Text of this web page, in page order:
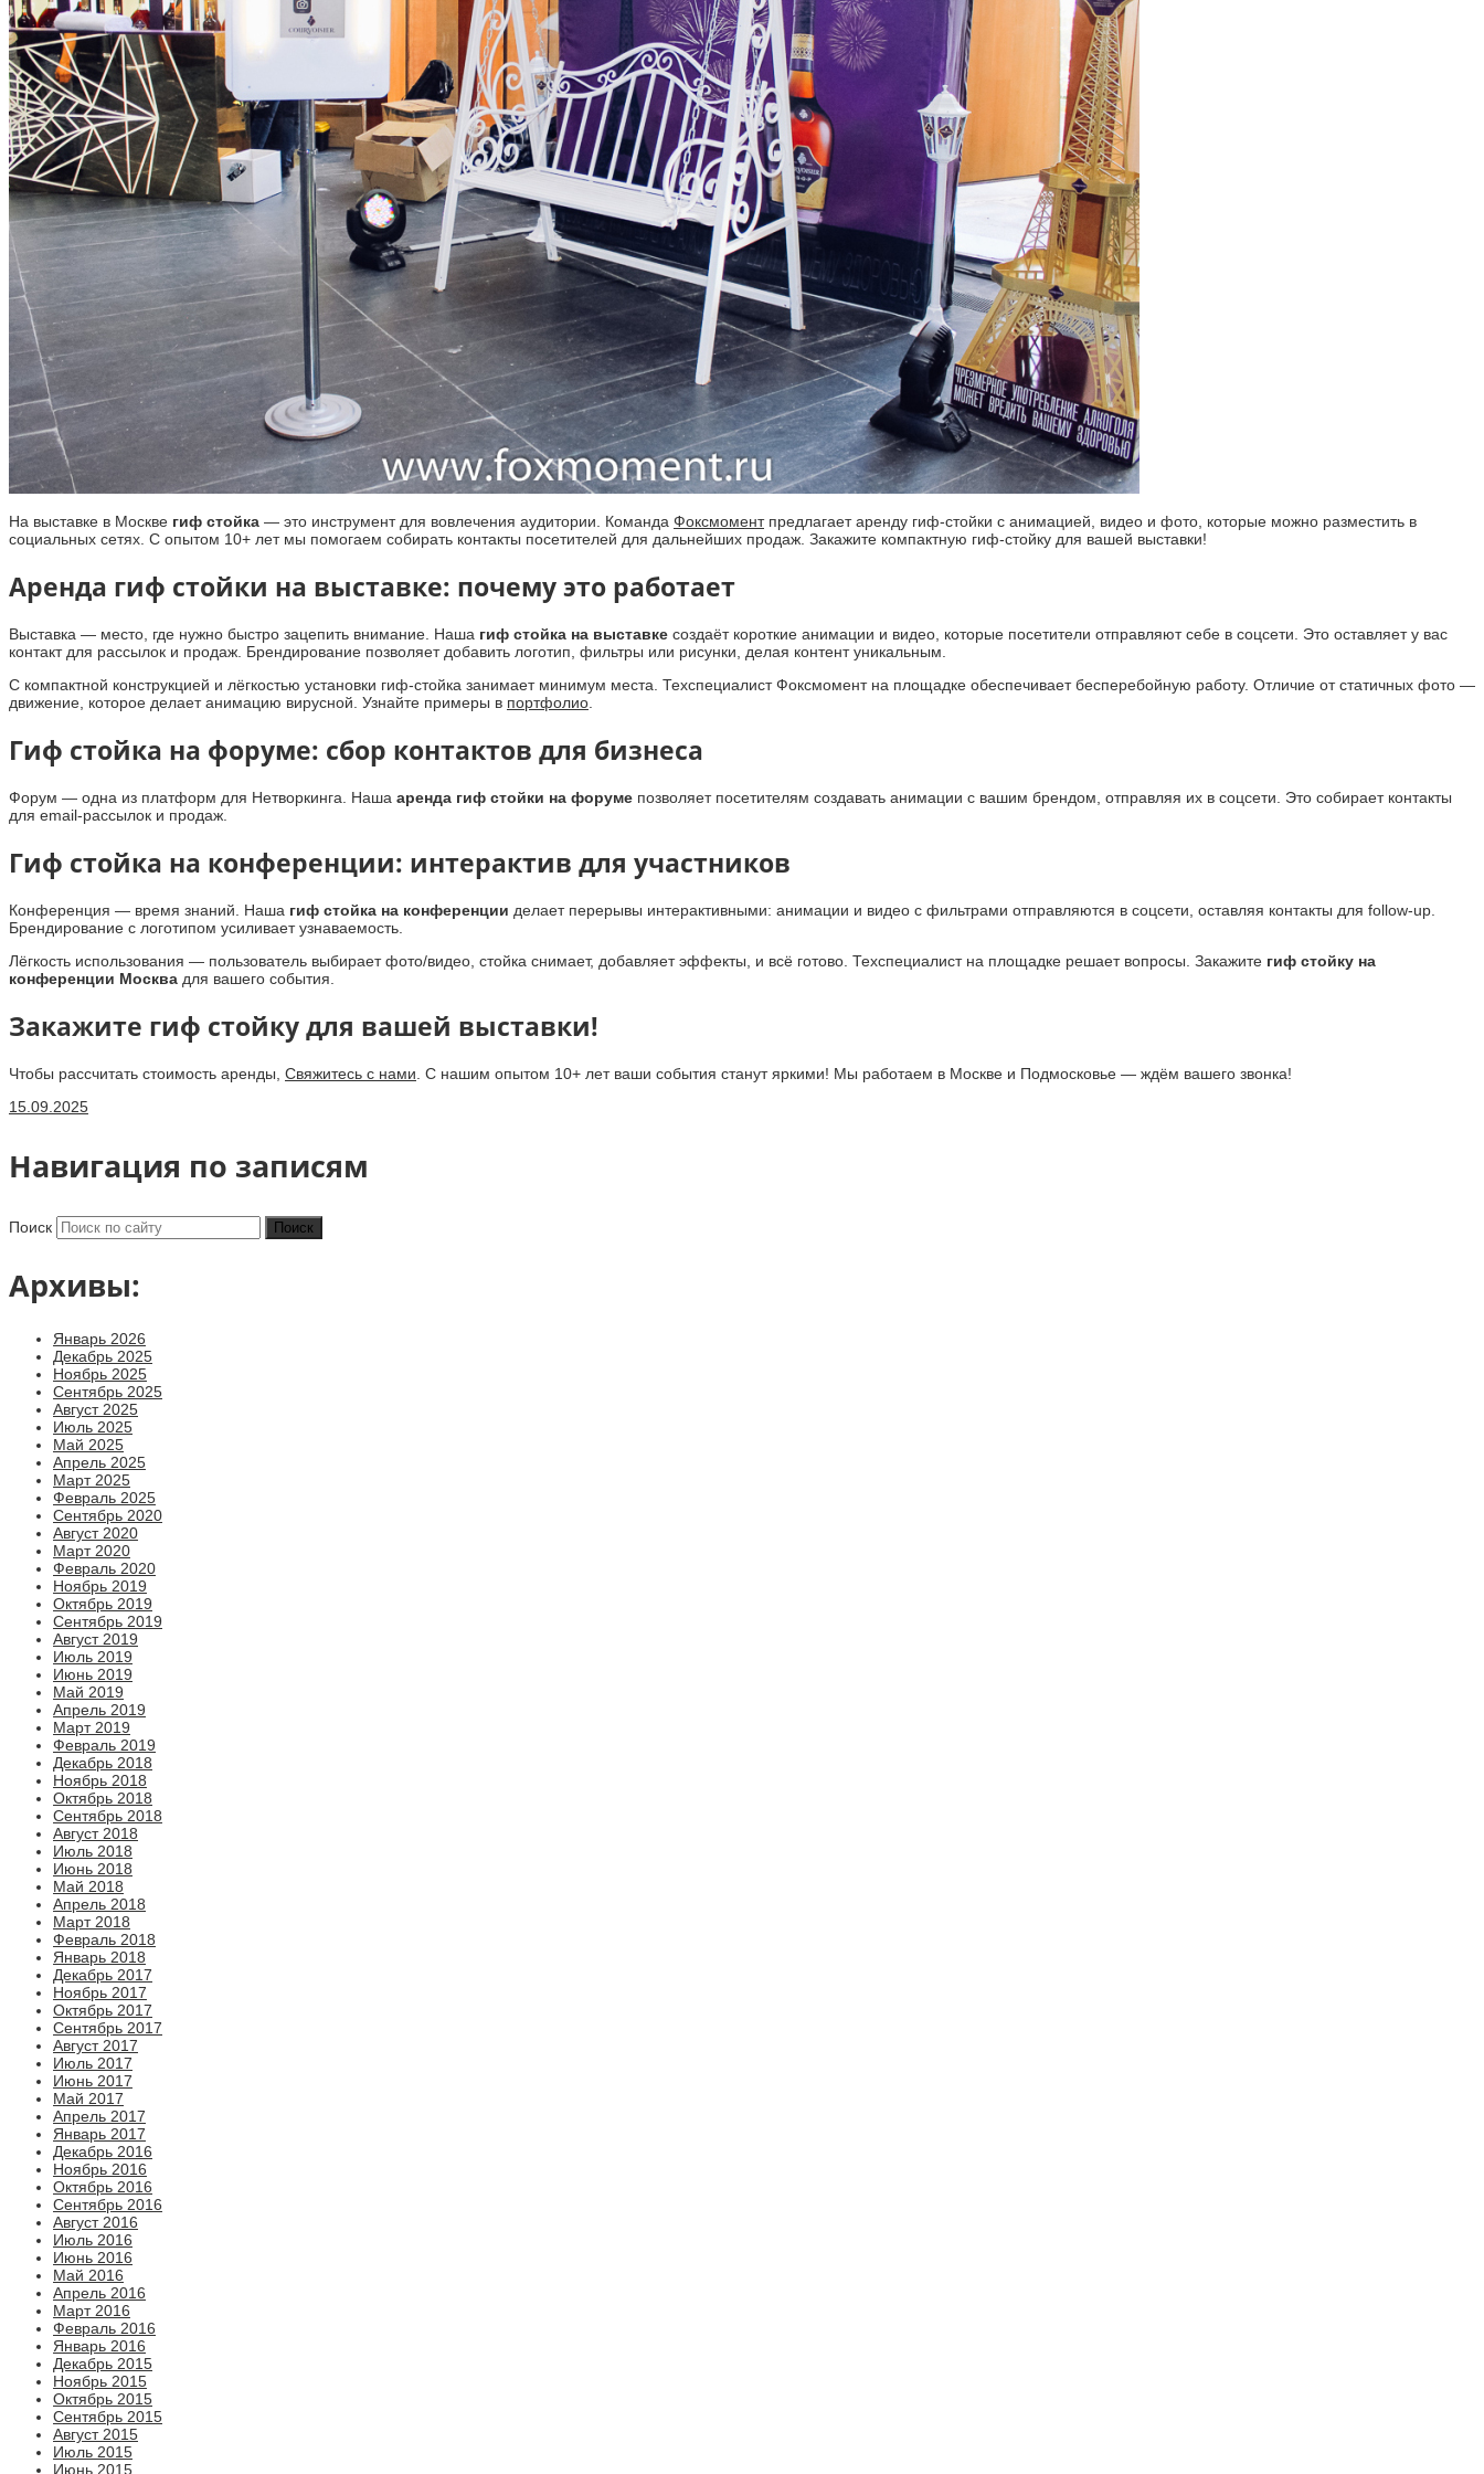
На выставке в Москве гиф стойка — это инструмент для вовлечения аудитории. Команда Фоксмоментпредлагает аренду гиф-стойки с анимацией, видео и фото, которые можно разместить в
социальных сетях. С опытом 10+ лет мы помогаем собирать контакты посетителей для дальнейших продаж. Закажите компактную гиф-стойку для вашей выставки!
Аренда гиф стойки на выставке: почему это работает
Выставка — место, где нужно быстро зацепить внимание. Наша гиф стойка на выставке создаёт короткие анимации и видео, которые посетители отправляют себе в соцсети. Это оставляет у вас
контакт для рассылок и продаж. Брендирование позволяет добавить логотип, фильтры или рисунки, делая контент уникальным.
С компактной конструкцией и лёгкостью установки гиф-стойка занимает минимум места. Техспециалист Фоксмомент на площадке обеспечивает бесперебойную работу. Отличие от статичных фото —
движение, которое делает анимацию вирусной. Узнайте примеры в портфолио
Гиф стойка на форуме: сбор контактов для бизнеса
Форум — одна из платформ для Нетворкинга. Наша аренда гиф стойки на форуме позволяет посетителям создавать анимации с вашим брендом, отправляя их в соцсети. Это собирает контакты
для email-рассылок и продаж.
Гиф стойка на конференции: интерактив для участников
Конференция — время знаний. Наша гиф стойка на конференции делает перерывы интерактивными: анимации и видео с фильтрами отправляются в соцсети, оставляя контакты для follow-up.
Брендирование с логотипом усиливает узнаваемость.
Лёгкость использования — пользователь выбирает фото/видео, стойка снимает, добавляет эффекты, и всё готово. Техспециалист на площадке решает вопросы. Закажите гиф стойку на
конференции Москва для вашего события.
Закажите гиф стойку для вашей выставки!
Чтобы рассчитать стоимость аренды, Свяжитесь с нами. С нашим опытом 10+ лет ваши события станут яркими! Мы работаем в Москве и Подмосковье — ждём вашего звонка!
15.09.2025
Навигация по записям
Поиск
Архивы:
Январь 2026
Декабрь 2025
Ноябрь 2025
Сентябрь 2025
Август 2025
Июль 2025
Май 2025
Апрель 2025
Март 2025
Февраль 2025
Сентябрь 2020
Август 2020
Март 2020
Февраль 2020
Ноябрь 2019
Октябрь 2019
Сентябрь 2019
Август 2019
Июль 2019
Июнь 2019
Май 2019
Апрель 2019
Март 2019
Февраль 2019
Декабрь 2018
Ноябрь 2018
Октябрь 2018
Сентябрь 2018
Август 2018
Июль 2018
Июнь 2018
Май 2018
Апрель 2018
Март 2018
Февраль 2018
Январь 2018
Декабрь 2017
Ноябрь 2017
Октябрь 2017
Сентябрь 2017
Август 2017
Июль 2017
Июнь 2017
Май 2017
Апрель 2017
Январь 2017
Декабрь 2016
Ноябрь 2016
Октябрь 2016
Сентябрь 2016
Август 2016
Июль 2016
Июнь 2016
Май 2016
Апрель 2016
Март 2016
Февраль 2016
Январь 2016
Декабрь 2015
Ноябрь 2015
Октябрь 2015
Сентябрь 2015
Август 2015
Июль 2015
Июнь 2015